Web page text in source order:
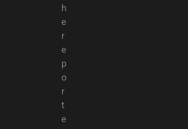
h
e
r
e
p
o
r
t
e